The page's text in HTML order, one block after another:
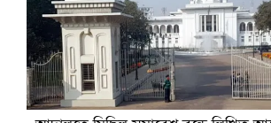
ভিউ বাড়াতে রাম দা হাতে ফেসবুকে